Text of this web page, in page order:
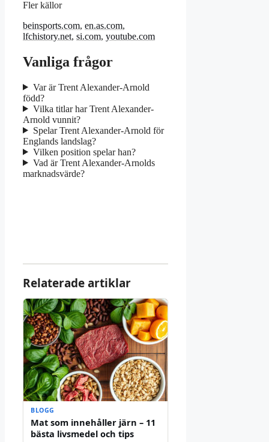
Fler källor
beinsports.com, en.as.com,
lfchistory.net, si.com, youtube.com
Vanliga frågor
Var är Trent Alexander-Arnold
född?
Vilka titlar har Trent Alexander-
Arnold vunnit?
Spelar Trent Alexander-Arnold för
Englands landslag?
Vilken position spelar han?
Vad är Trent Alexander-Arnolds
marknadsvärde?
Relaterade artiklar
BLOGG
Mat som innehåller järn – 11
bästa livsmedel och tips